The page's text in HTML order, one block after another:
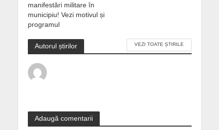
manifestări militare în
municipiu! Vezi motivul și
programul
Autorul știrilor VEZI TOATE ȘTIRILE
Adaugă comentarii